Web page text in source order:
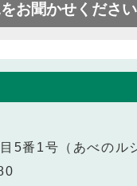
お聞かせください
5番1号（あべのル